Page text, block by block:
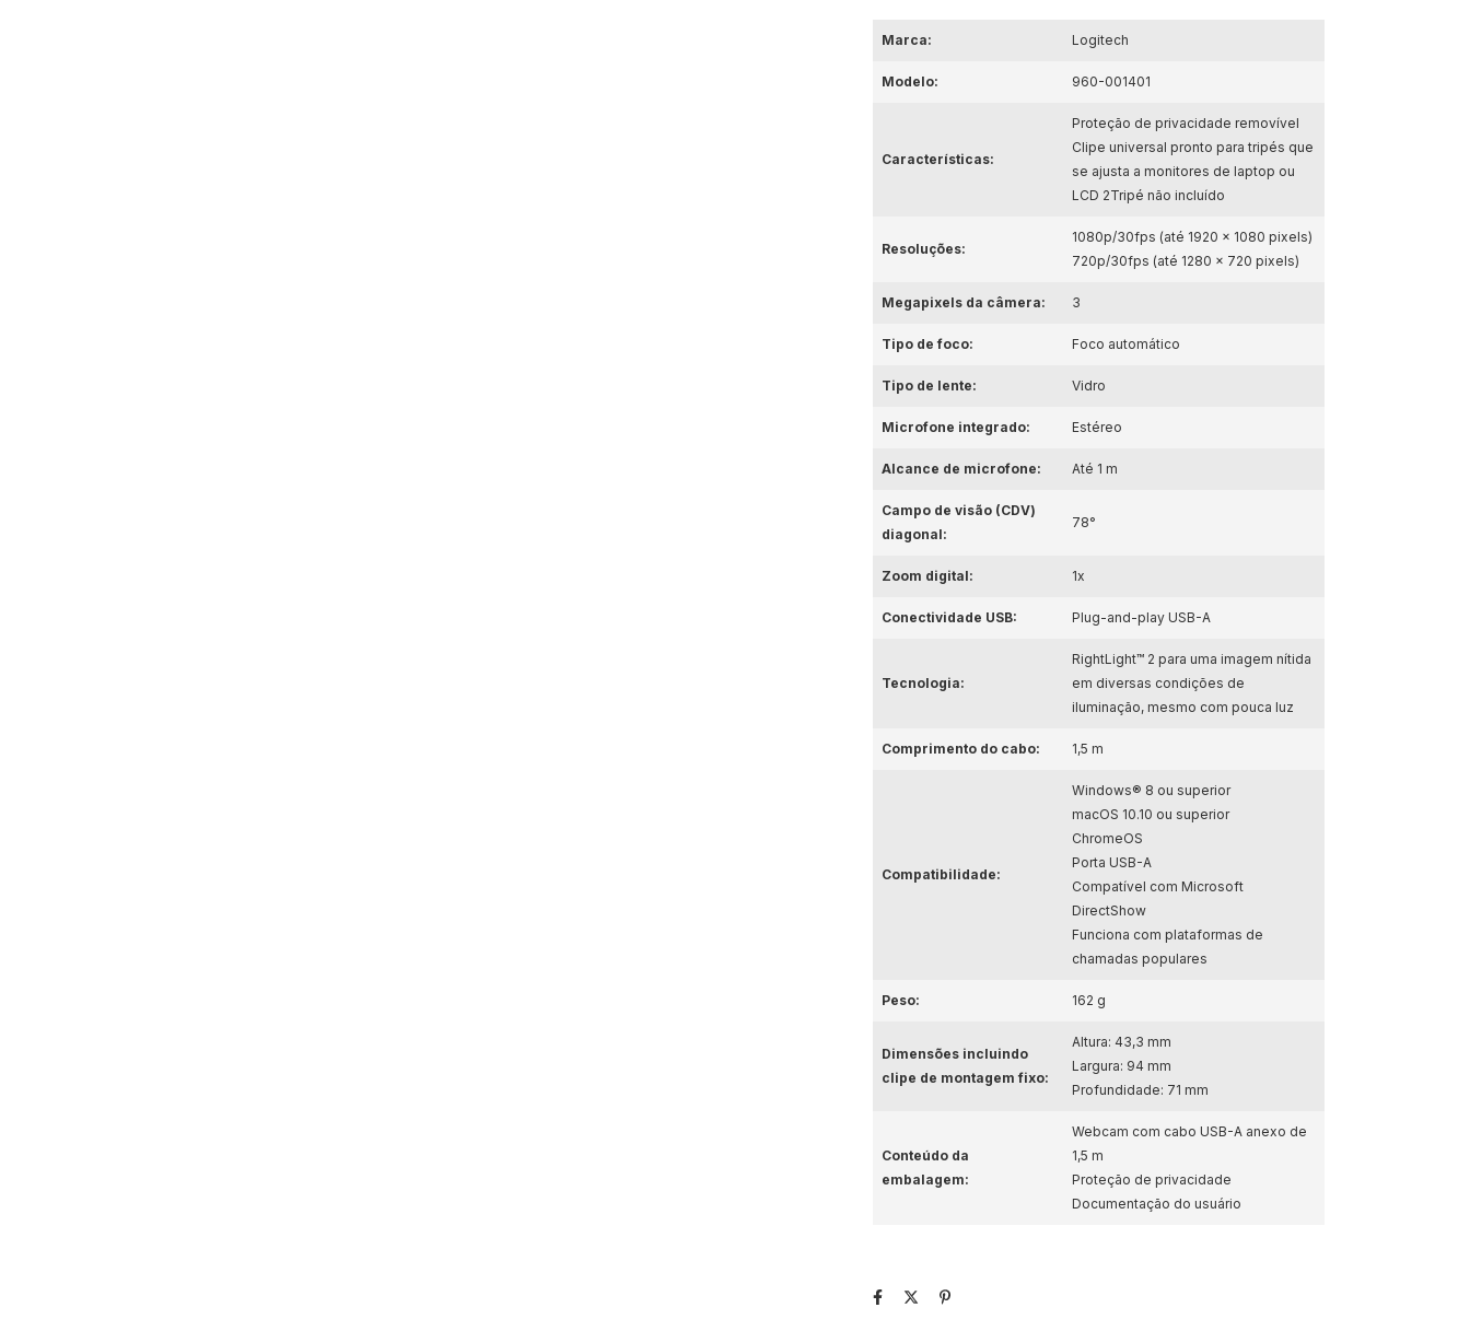
Marca: Logitech
Modelo: 960-001401
Características:
Proteção de privacidade removível
Clipe universal pronto para tripés que
se ajusta a monitores de laptop ou
LCD 2Tripé não incluído
Resoluções:
1080p/30fps (até 1920 x 1080 pixels)
720p/30fps (até 1280 x 720 pixels)
Megapixels da câmera: 3
Tipo de foco: Foco automático
Tipo de lente: Vidro
Microfone integrado: Estéreo
Alcance de microfone: Até 1 m
Campo de visão (CDV)
diagonal:
78°
Zoom digital: 1x
Conectividade USB: Plug-and-play USB-A
Tecnologia:
RightLight™ 2 para uma imagem nítida
em diversas condições de
iluminação, mesmo com pouca luz
Comprimento do cabo: 1,5 m
Compatibilidade:
Windows® 8 ou superior
macOS 10.10 ou superior
ChromeOS
Porta USB-A
Compatível com Microsoft
DirectShow
Funciona com plataformas de
chamadas populares
Peso: 162 g
Dimensões incluindo
clipe de montagem fixo:
Altura: 43,3 mm
Largura: 94 mm
Profundidade: 71 mm
Conteúdo da
embalagem:
Webcam com cabo USB-A anexo de
1,5 m
Proteção de privacidade
Documentação do usuário